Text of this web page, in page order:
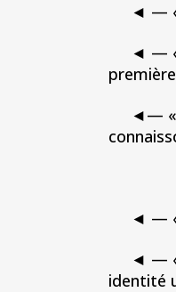
◄ —
◄ —
◄—
◄ —
◄ —
identité